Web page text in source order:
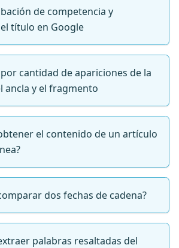
de competencia y
título en Google
cantidad de apariciones de la
ancla y el fragmento
el contenido de un artículo
dos fechas de cadena?
palabras resaltadas del